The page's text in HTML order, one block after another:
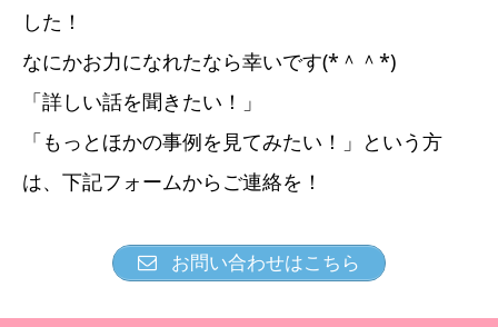
した！
なにかお力になれたなら幸いです(*＾＾*)
「詳しい話を聞きたい！」
「もっとほかの事例を見てみたい！」という方
は、下記フォームからご連絡を！
お問い合わせはこちら